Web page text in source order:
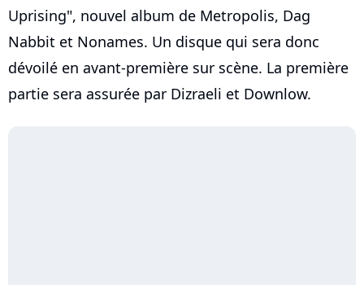
Uprising", nouvel album de Metropolis, Dag
Nabbit et Nonames. Un disque qui sera donc
dévoilé en avant-première sur scène. La première
partie sera assurée par Dizraeli et Downlow.